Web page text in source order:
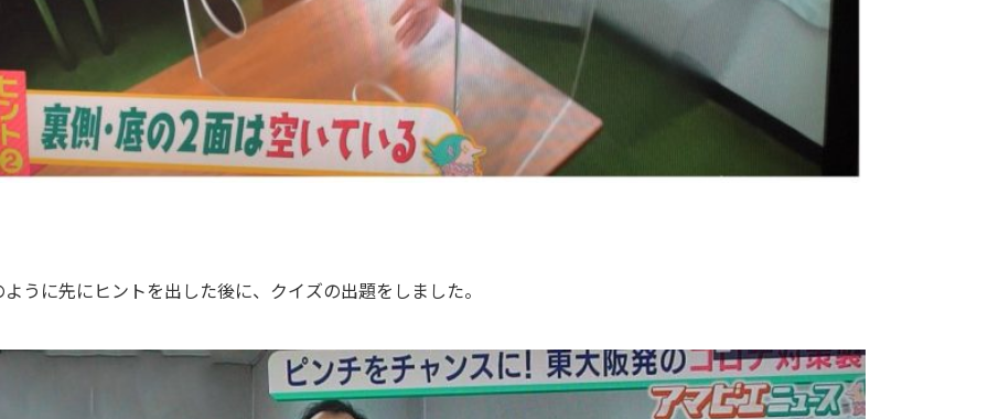
うに先にヒントを出した後に、クイズの出題をしました。